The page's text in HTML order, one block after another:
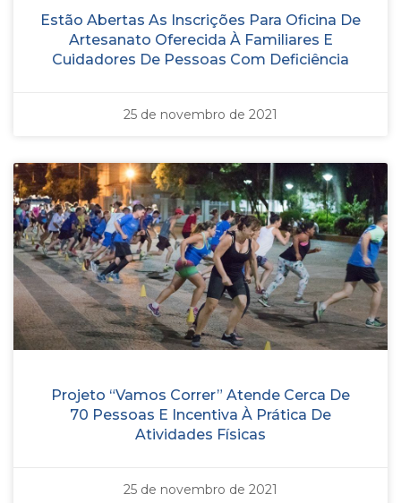
Estão Abertas As Inscrições Para Oficina De
Artesanato Oferecida À Familiares E
Cuidadores De Pessoas Com Deficiência
25 de novembro de 2021
Projeto “Vamos Correr” Atende Cerca De
70 Pessoas E Incentiva À Prática De
Atividades Físicas
25 de novembro de 2021